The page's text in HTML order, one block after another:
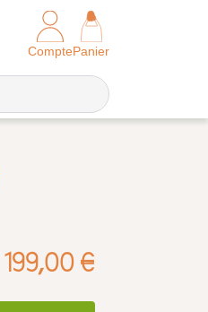
ComptePanier
199,00 €